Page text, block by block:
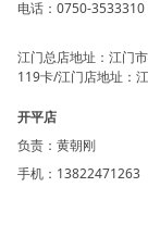
电话：0750-3533310
江门总店地址：江门
119卡/江门店地址：
开平店
负责：黄朝刚
手机：13822471263